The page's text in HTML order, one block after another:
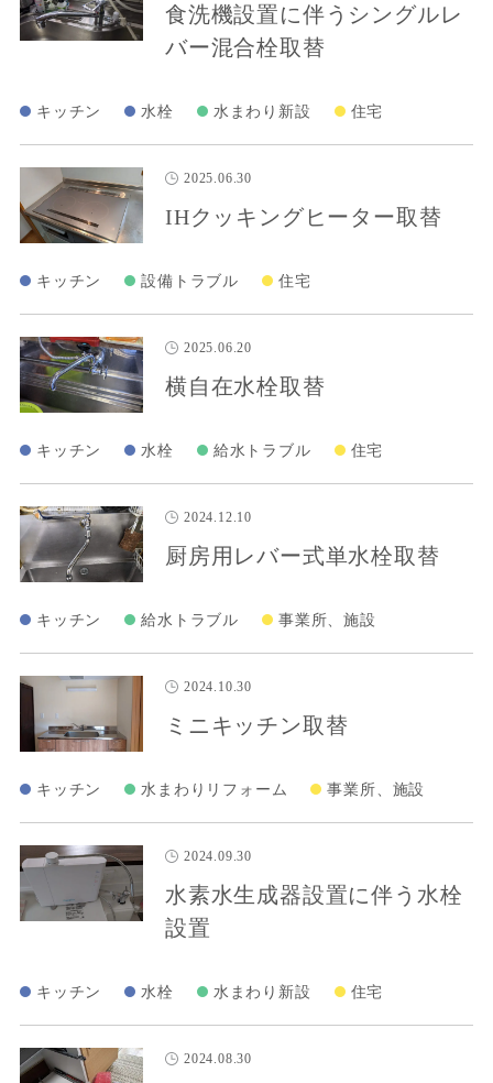
食洗機設置に伴うシングルレ
バー混合栓取替
キッチン 水栓 水まわり新設 住宅
2025.06.30
IHクッキングヒーター取替
キッチン 設備トラブル 住宅
2025.06.20
横自在水栓取替
キッチン 水栓 給水トラブル 住宅
2024.12.10
厨房用レバー式単水栓取替
キッチン 給水トラブル 事業所、施設
2024.10.30
ミニキッチン取替
キッチン 水まわりリフォーム 事業所、施設
2024.09.30
水素水生成器設置に伴う水栓
設置
キッチン 水栓 水まわり新設 住宅
2024.08.30